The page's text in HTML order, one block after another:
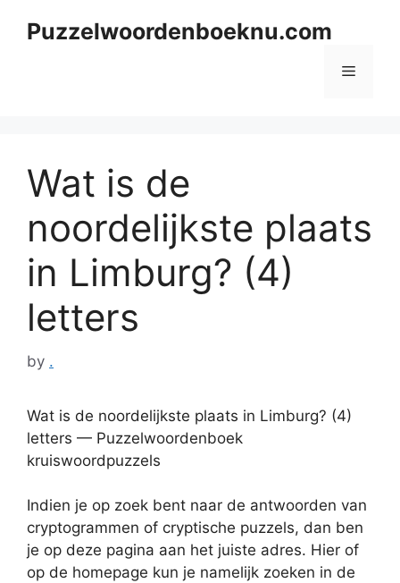
Puzzelwoordenboeknu.com
Menu
Wat is de
noordelijkste plaats
in Limburg? (4)
letters
by .
Wat is de noordelijkste plaats in Limburg? (4)
letters — Puzzelwoordenboek
kruiswoordpuzzels
Indien je op zoek bent naar de antwoorden van
cryptogrammen of cryptische puzzels, dan ben
je op deze pagina aan het juiste adres. Hier of
op de homepage kun je namelijk zoeken in de